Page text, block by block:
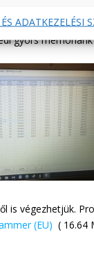
ADATKEZELÉSI
gyors
is végezhetjük.
(EU) ( 16.64